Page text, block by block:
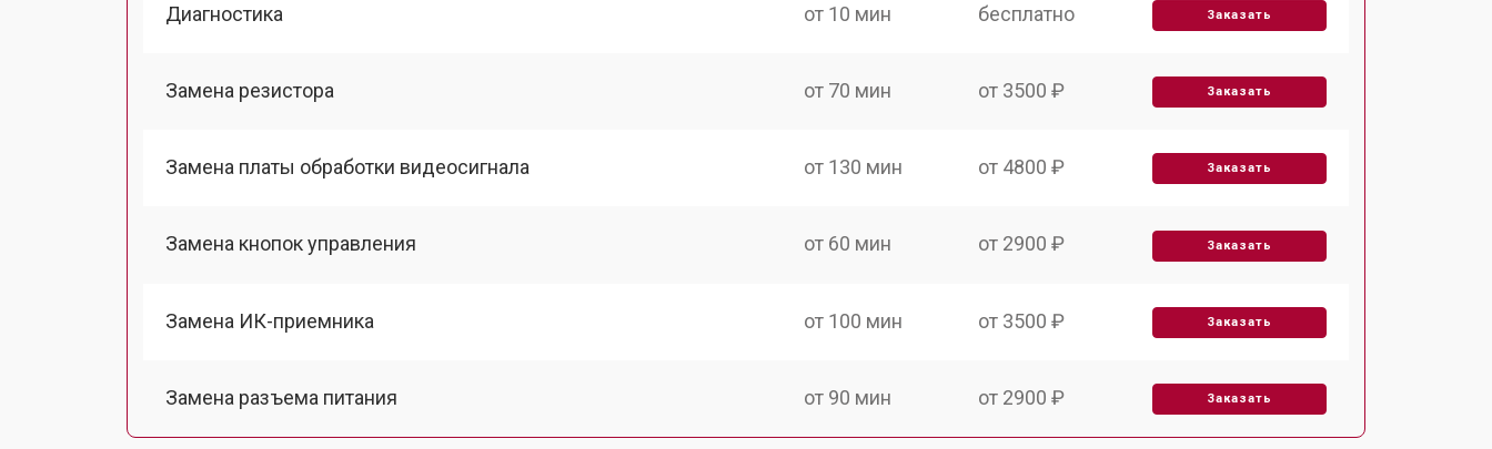
Диагностика от 10 мин бесплатно Заказать
Замена резистора от 70 мин от 3500 ₽ Заказать
Замена платы обработки видеосигнала от 130 мин от 4800 ₽ Заказать
Замена кнопок управления от 60 мин от 2900 ₽ Заказать
Замена ИК-приемника от 100 мин от 3500 ₽ Заказать
Замена разъема питания от 90 мин от 2900 ₽ Заказать